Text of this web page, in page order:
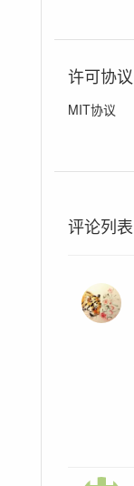
许可协议
MIT协议
评论列表